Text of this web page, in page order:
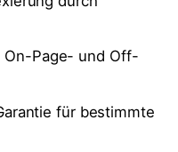
On-Page- und Off-
für bestimmte